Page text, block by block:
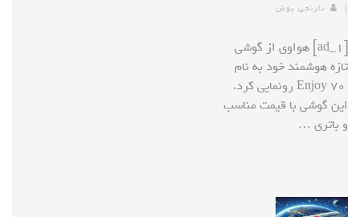
نارنجی پوش
[ad_1] هواوی از گوشی
تازه هوشمند خود به نام
Enjoy 70 رونمایی کرد.
این گوشی با قیمت مناسب
و باتری …